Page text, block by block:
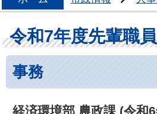
令和7年度先輩職
事務
経済環境部 農政課 (令和